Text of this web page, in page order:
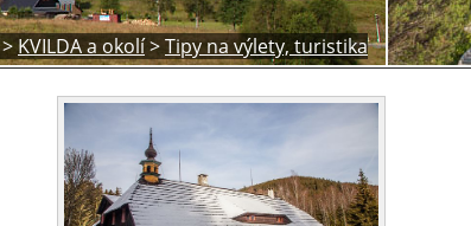
> KVILDA a okolí>Tipy na výlety, turistika